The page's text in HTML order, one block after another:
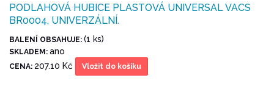
PODLAHOVÁ HUBICE PLASTOVÁ UNIVERSAL VACS
BR0004, UNIVERZÁLNÍ.
BALENÍ OBSAHUJE: (1 ks)
SKLADEM: ano
CENA: 207.10 Kč Vložit do košíku